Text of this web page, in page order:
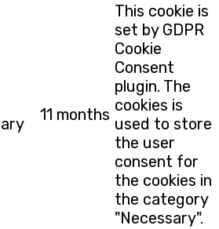
11 months
This cookie is
set by GDPR
Cookie
Consent
plugin. The
cookies is
used to store
the user
consent for
the cookies in
the category
"Necessary".